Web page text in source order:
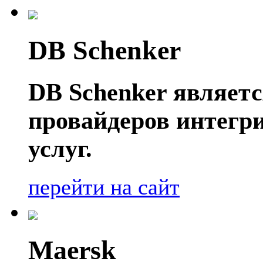
DB Schenker
DB Schenker
провайдеров
услуг.
перейти на сайт
Maersk